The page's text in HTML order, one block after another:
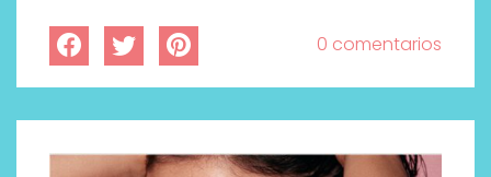
0 comentarios